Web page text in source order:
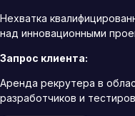
Нехватка
над инновационными
Запрос клиента:
Аренда рекрутера в
разработчиков и